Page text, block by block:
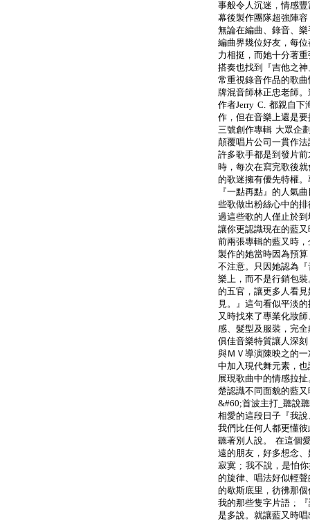
事般令人沉迷，情感
幕後製作團隊超強陣
無論在編曲、錄音、
編曲界幾位好友，每
力相挺，而她十分著
搭奏也找到『吉他之
常重視錄音作品的歌
牌混音師林正忠老師
作者Jerry C. 都親自下
作，但在音樂上還是
三號創作專輯 大眾企
顛覆唱片公司一貫作
許多歌手都是到發片
時，每次在寫完歌後
的歌迷擁有優先特權
『一點再點』的人氣
些歌做出粉絲心中的
過這些歌的人僅止於
讓你更認識現在的藍又
前兩張專輯的藍又時
製作的她當時因為預
不注意。只因她認為
樂上，而不是行銷包
的五官，讓更多人看
見。』這句看似平淡
又時找來了專業化妝
感、髮型及服裝，完
俱佳音樂特質讓人深
與ＭＶ導演陳映之的
中加入現代舞元素，
展現歌曲中的情感拉
楚認識不同面貌的藍又
&#60;首波主打_聽說
相愛的這段日子『我
我們比任何人都更懂
聽著別人說。 在這個
遠的朋友，好多想念
寂寞 ; 我不說，是怕
的旋律、唱法好似輕
的歇斯底里，彷彿那
我的那些隻字片語 ;
是多說。就讓藍又時